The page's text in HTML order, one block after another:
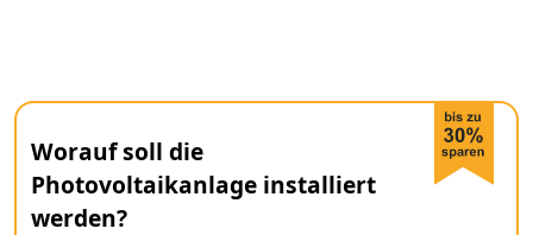
Worauf soll die
Photovoltaikanlage installiert
werden?